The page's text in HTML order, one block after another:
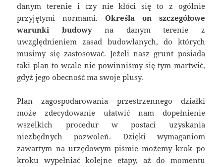
danym terenie i czy nie kłóci się to z ogólnie
przyjętymi normami. Określa on szczegółowe
warunki budowyna danym terenie z
uwzględnieniem zasad budowlanych, do których
musimy się zastosować. Jeżeli nasz grunt posiada
taki plan to wcale nie powinniśmy się tym martwić,
gdyż jego obecność ma swoje plusy.
Plan zagospodarowania przestrzennego działki
może zdecydowanie ułatwić nam dopełnienie
wszelkich procedur w postaci uzyskania
niezbędnych pozwoleń. Dzięki wymaganiom
zawartym na urzędowym piśmie możemy krok po
kroku wypełniać kolejne etapy, aż do momentu